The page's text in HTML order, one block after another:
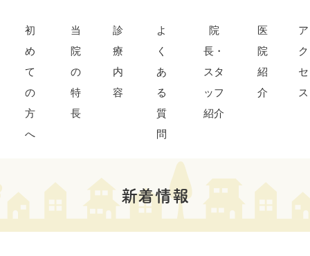
初
め
て
の
方
へ
当
院
の
特
長
診
療
内
容
よ
く
あ
る
質
問
院
長・
スタ
ッフ
紹介
医
院
紹
介
ア
ク
セ
ス
新着情報